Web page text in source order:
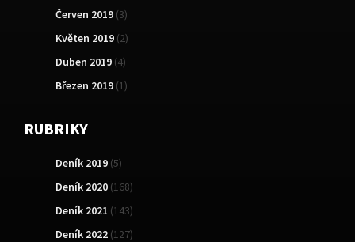
Červen 2019 (3)
Květen 2019 (2)
Duben 2019 (4)
Březen 2019 (1)
RUBRIKY
Deník 2019 (5)
Deník 2020 (168)
Deník 2021 (143)
Deník 2022 (127)